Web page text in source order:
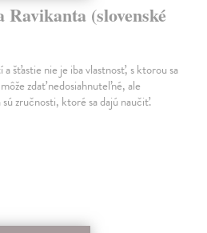
(slovenské
šťastie nie je iba vlastnosť, s ktorou sa
zdať nedosiahnuteľné, ale
zručnosti, ktoré sa dajú naučiť.